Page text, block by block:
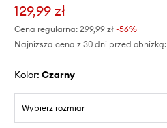
129,99 zł
Cena regularna: 299,99 zł-56%
Najniższa cena z 30 dni przed obniżką:
Kolor: czarny
Wybierz rozmiar